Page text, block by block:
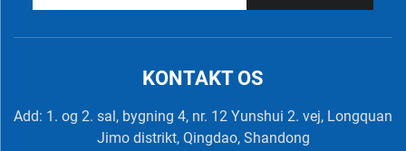
KONTAKT OS
Add: 1. og 2. sal, bygning 4, nr. 12 Yunshui 2. vej, Longquan
Jimo distrikt, Qingdao, Shandong